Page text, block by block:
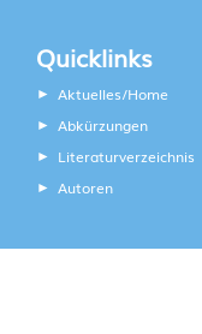
Quicklinks
Aktuelles/Home
Abkürzungen
Literaturverzeichnis
Autoren